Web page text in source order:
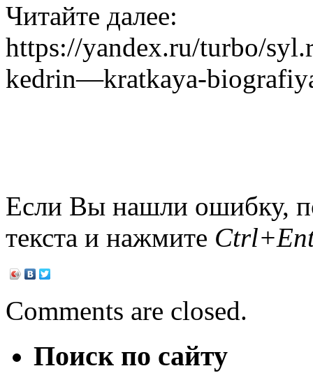
Читайте далее:
https://yandex.ru/turbo/
kedrin—kratkaya-
Если Вы нашли ошибку,
текста и нажмите
Comments are closed.
Поиск по сайту